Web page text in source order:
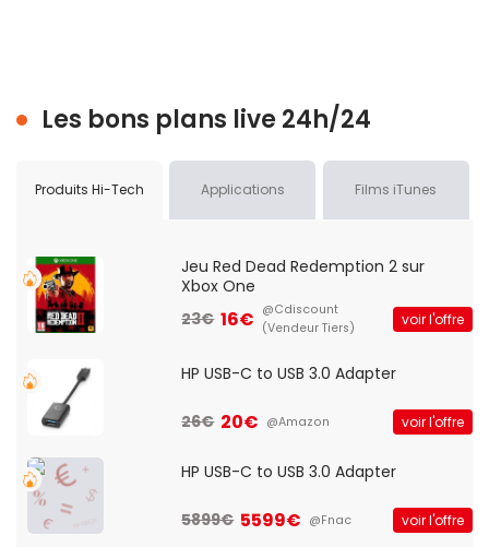
Les bons plans live 24h/24
Produits Hi-Tech Applications Films iTunes
Jeu Red Dead Redemption 2 sur
Xbox One
23€ 16€ @Cdiscount
(Vendeur Tiers)
voir l'offre
HP USB-C to USB 3.0 Adapter
26€ 20€ @Amazon voir l'offre
HP USB-C to USB 3.0 Adapter
5899€ 5599€ @Fnac voir l'offre